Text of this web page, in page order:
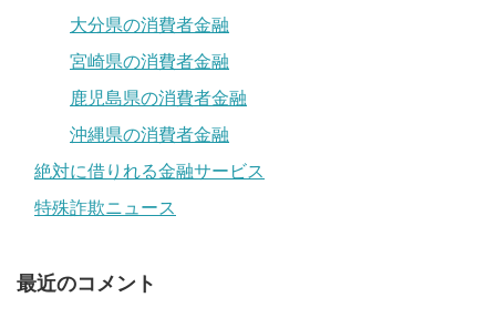
大分県の消費者金融
宮崎県の消費者金融
鹿児島県の消費者金融
沖縄県の消費者金融
絶対に借りれる金融サービス
特殊詐欺ニュース
最近のコメント